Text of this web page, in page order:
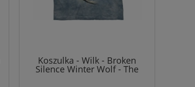
Koszulka - Wilk - Broken
Silence Winter Wolf - The